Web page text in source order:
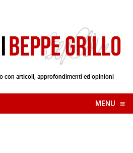
con articoli, approfondimenti ed opinioni
MENU ≡
☰